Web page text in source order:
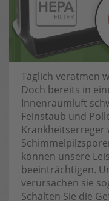
Täglich veratmen
Doch bereits in
Innenraumluft
Feinstaub und
Krankheitserreger
können unsere
beeinträchtigen.
verursachen sie
Schalten Sie die